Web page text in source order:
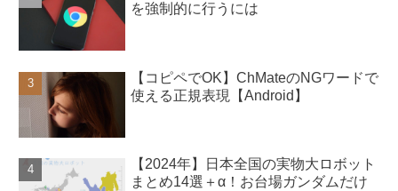
を強制的に行うには
【コピペでOK】ChMateのNGワードで
使える正規表現【Android】
【2024年】日本全国の実物大ロボット
まとめ14選＋α！お台場ガンダムだけ